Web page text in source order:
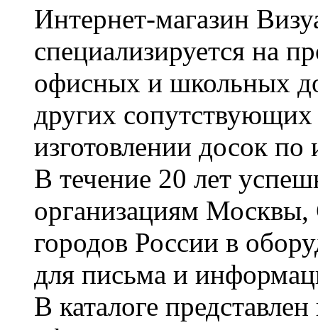
Интернет-магазин
специализируется на
офисных и школьных
других сопутствующих
изготовлении досок по
В течение 20 лет
организациям Москвы,
городов России в
для письма и
В каталоге